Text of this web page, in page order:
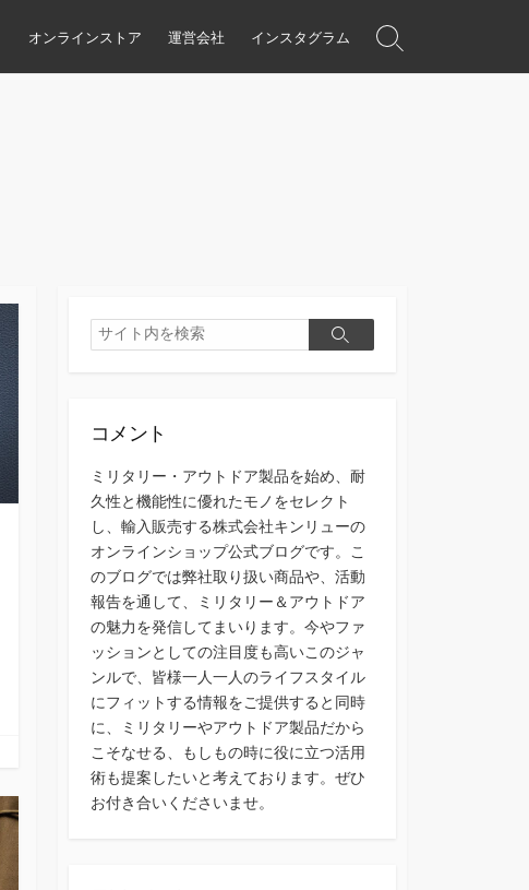
オンラインストア 運営会社 インスタグラム
検
索
検
索
検
コメント
ミリタリー・アウトドア製品を始め、耐
久性と機能性に優れたモノをセレクト
し、輸入販売する株式会社キンリューの
オンラインショップ公式ブログです。こ
のブログでは弊社取り扱い商品や、活動
報告を通して、ミリタリー＆アウトドア
の魅力を発信してまいります。今やファ
ッションとしての注目度も高いこのジャ
ンルで、皆様一人一人のライフスタイル
にフィットする情報をご提供すると同時
に、ミリタリーやアウトドア製品だから
こそなせる、もしもの時に役に立つ活用
術も提案したいと考えております。ぜひ
お付き合いくださいませ。